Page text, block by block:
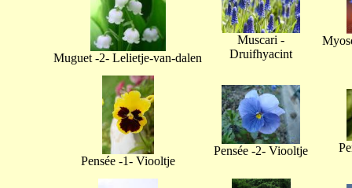
Muguet -2- Lelietje-van-dalen
Muscari -
Druifhyacint
Pensée -1- Viooltje
Pensée -2- Viooltje